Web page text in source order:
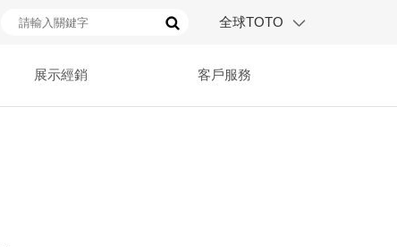
全球TOTO
展示經銷 客戶服務